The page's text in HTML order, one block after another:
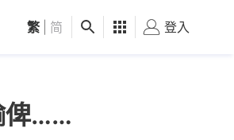
觀點 健康 好食玩飛
繁 简 登入
俾……